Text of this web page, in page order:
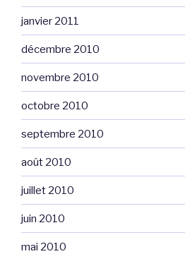
janvier 2011
décembre 2010
novembre 2010
octobre 2010
septembre 2010
août 2010
juillet 2010
juin 2010
mai 2010